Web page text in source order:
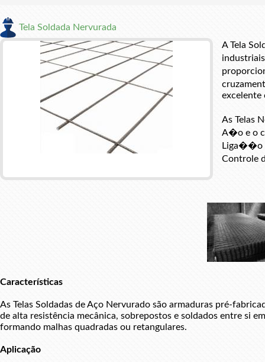
Tela Soldada Nervurada
A Tela
excelente
As Telas
A�o e o
Liga��o
Controle
Características
As Telas Soldadas de Aço Nervurado são armaduras pré-
de alta resistência mecânica, sobrepostos e soldados entre si
formando malhas quadradas ou retangulares.
Aplicação